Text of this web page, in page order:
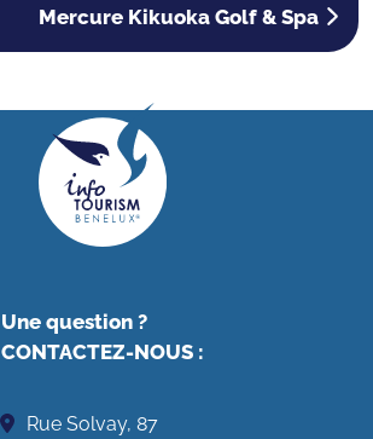
Mercure Kikuoka Golf & Spa
Une question ?
CONTACTEZ-NOUS :
Rue Solvay, 87